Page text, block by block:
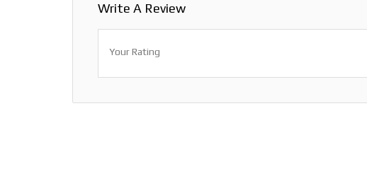
Write A Review
Your Rating